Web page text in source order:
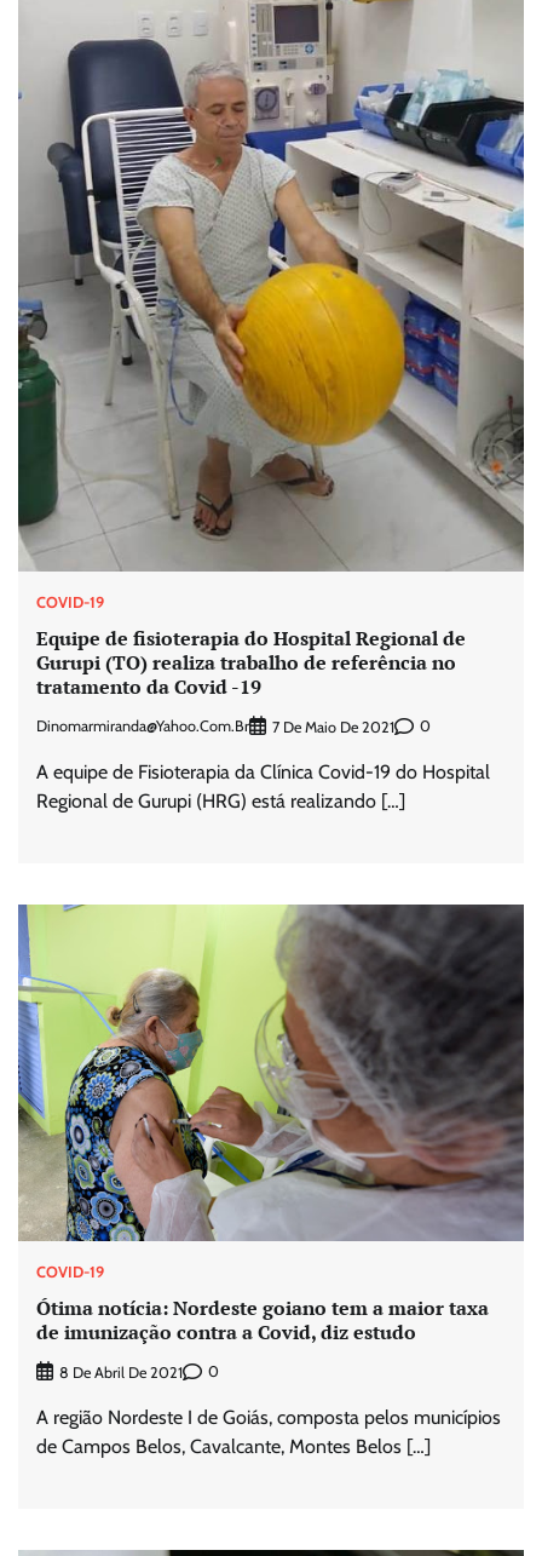
COVID-19
Equipe de fisioterapia do Hospital Regional de
Gurupi (TO) realiza trabalho de referência no
tratamento da Covid -19
Dinomarmiranda@yahoo.com.br 7 De Maio De 2021 0
A equipe de Fisioterapia da Clínica Covid-19 do Hospital
Regional de Gurupi (HRG) está realizando […]
COVID-19
Ótima notícia: Nordeste goiano tem a maior taxa
de imunização contra a Covid, diz estudo
8 De Abril De 2021 0
A região Nordeste I de Goiás, composta pelos municípios
de Campos Belos, Cavalcante, Montes Belos […]